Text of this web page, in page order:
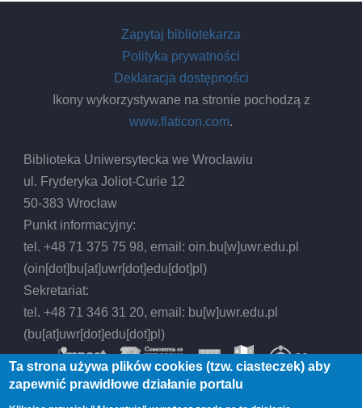
Zapytaj bibliotekarza
Polityka prywatności
Deklaracja dostępności
Ikony wykorzystywane na stronie pochodzą z
www.flaticon.com.
Biblioteka Uniwersytecka we Wrocławiu
ul. Fryderyka Joliot-Curie 12
50-383 Wrocław
Punkt informacyjny:
tel. +48 71 375 75 98, email:oin.bu[w]uwr.edu.pl
(oin[dot]bu[at]uwr[dot]edu[dot]pl)
Sekretariat:
tel. +48 71 346 31 20, email: bu[w]uwr.edu.pl
(bu[at]uwr[dot]edu[dot]pl)
Ta strona używa plików cookies (tzw. ciasteczek) aby
zapewnić prawidłowe działanie portalu